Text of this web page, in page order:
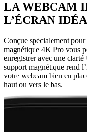
LA WEBCAM
L’ÉCRAN
Conçue spécialement
magnétique 4K Pro vous
enregistrer avec une
support magnétique rend
votre webcam bien en
haut ou vers le bas.